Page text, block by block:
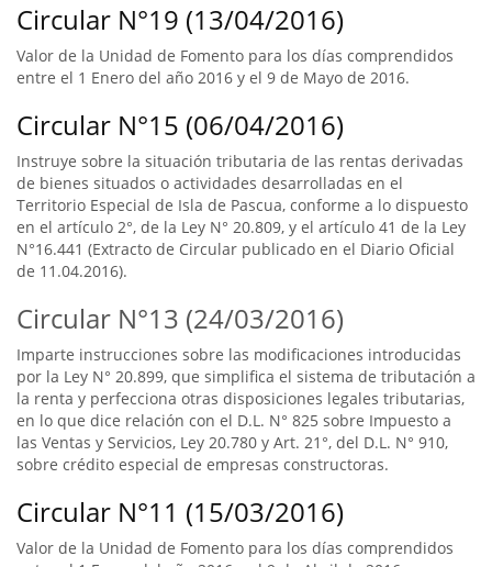
Circular N°19 (13/04/2016)
Valor de la Unidad de Fomento para los días comprendidos
entre el 1 Enero del año 2016 y el 9 de Mayo de 2016.
Circular N°15 (06/04/2016)
Instruye sobre la situación tributaria de las rentas derivadas
de bienes situados o actividades desarrolladas en el
Territorio Especial de Isla de Pascua, conforme a lo dispuesto
en el artículo 2°, de la Ley N° 20.809, y el artículo 41 de la Ley
N°16.441 (Extracto de Circular publicado en el Diario Oficial
de 11.04.2016).
Circular N°13 (24/03/2016)
Imparte instrucciones sobre las modificaciones introducidas
por la Ley N° 20.899, que simplifica el sistema de tributación a
la renta y perfecciona otras disposiciones legales tributarias,
en lo que dice relación con el D.L. N° 825 sobre Impuesto a
las Ventas y Servicios, Ley 20.780 y Art. 21°, del D.L. N° 910,
sobre crédito especial de empresas constructoras.
Circular N°11 (15/03/2016)
Valor de la Unidad de Fomento para los días comprendidos